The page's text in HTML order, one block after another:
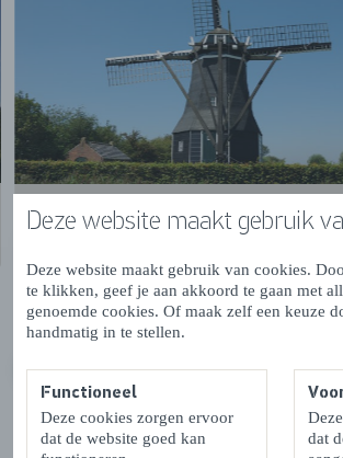
Deze website maakt gebruik
Deze website maakt gebruik van cookies.
te klikken, geef je aan akkoord te gaan met
genoemde cookies. Of maak zelf een keuze
handmatig in te stellen.
Functioneel
Deze cookies zorgen ervoor
dat de website goed kan
dat
VOLGENDE